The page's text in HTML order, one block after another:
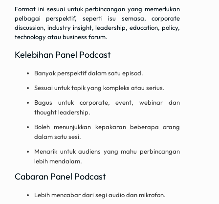
Format ini sesuai untuk perbincangan yang memerlukan
pelbagai perspektif, seperti isu semasa, corporate
discussion, industry insight, leadership, education, policy,
technology atau business forum.
Kelebihan Panel Podcast
Banyak perspektif dalam satu episod.
Sesuai untuk topik yang kompleks atau serius.
Bagus untuk corporate, event, webinar dan
thought leadership.
Boleh menunjukkan kepakaran beberapa orang
dalam satu sesi.
Menarik untuk audiens yang mahu perbincangan
lebih mendalam.
Cabaran Panel Podcast
Lebih mencabar dari segi audio dan mikrofon.